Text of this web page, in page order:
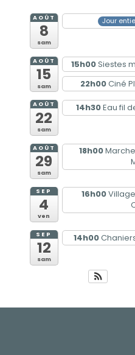
AOÛT
8
sam
Jour
AOÛT
15
sam
15h00Siestes
22h00Ciné
AOÛT
22
sam
14h30Eau fil
AOÛT
29
sam
18h00
SEP
4
ven
16h00
SEP
12
sam
14h00